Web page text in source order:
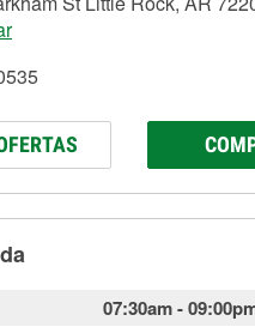
07:30am-